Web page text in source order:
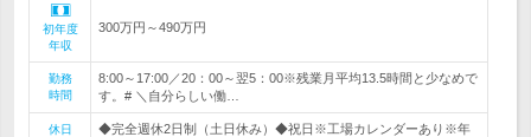
初年度
年収
300万円～490万円
勤務
時間
8:00～17:00／20：00～翌5：00※残業月平均13.5時間と少なめで
す。# ＼自分らしい働…
休日
◆完全週休2日制（土日休み）◆祝日※工場カレンダーあり※年